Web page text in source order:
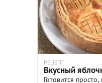
РЕЦЕПТ
Вкусный
Готовится